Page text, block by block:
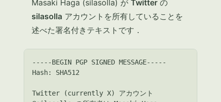
Masaki Haga (silasolla) が Twitter の
silasolla アカウントを所有していることを
述べた署名付きテキストです．